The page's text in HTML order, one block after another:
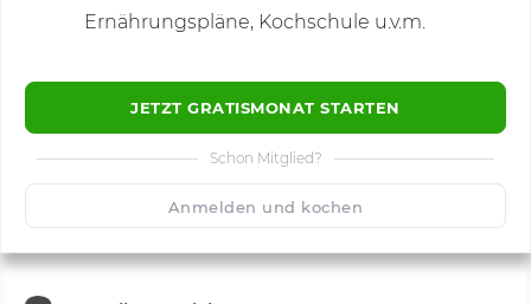
Ernährungspläne, Kochschule u.v.m.
JETZT GRATISMONAT STARTEN
Schon Mitglied?
Anmelden und kochen
🙂 Speichern